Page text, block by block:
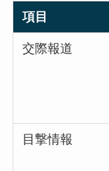
項目
交際報道
目撃情報